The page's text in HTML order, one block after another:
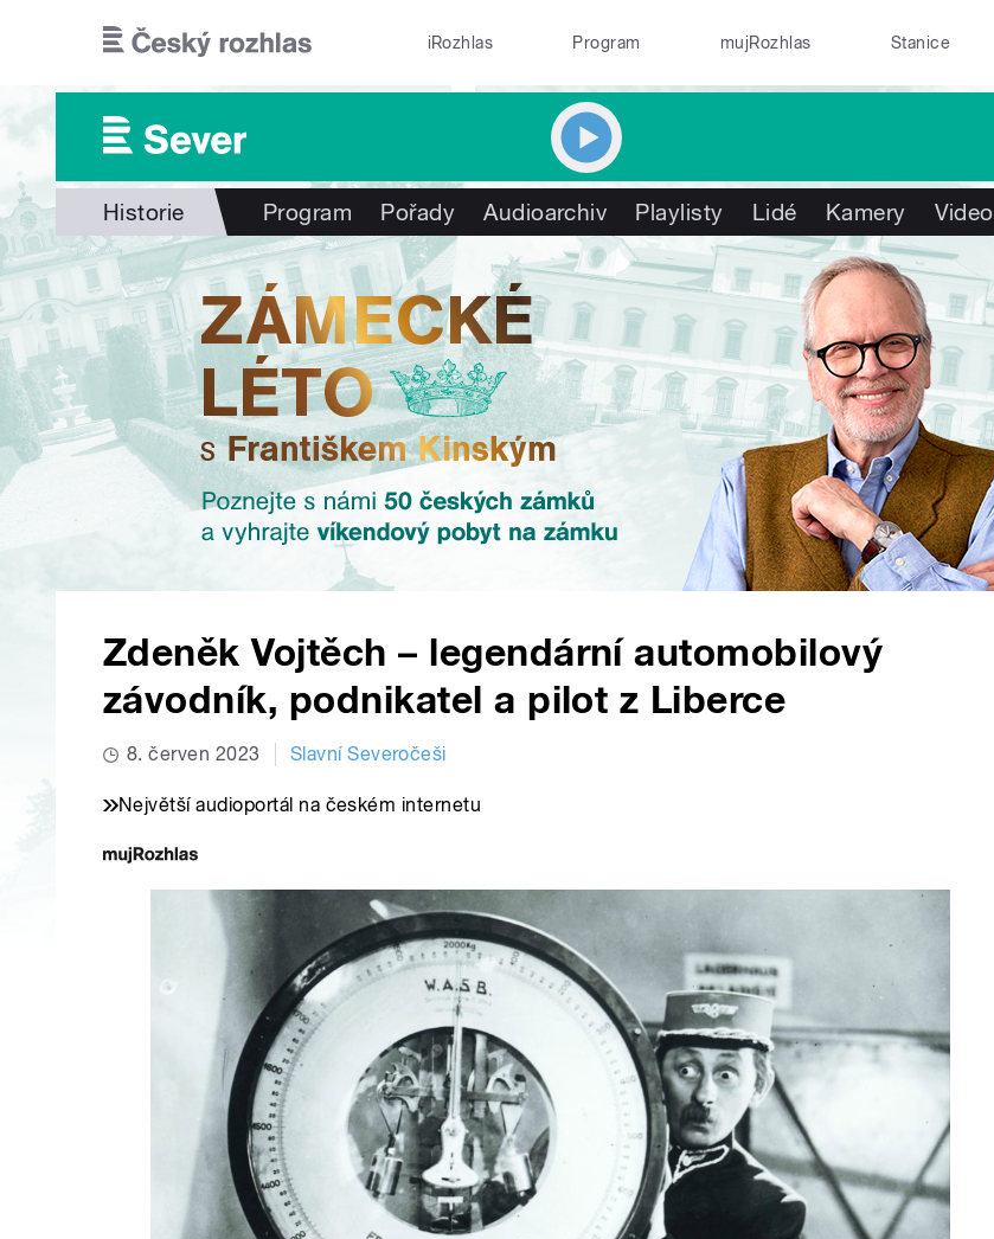
iRozhlas Program mujRozhlas Stanice
Historie Program Pořady Audioarchiv Playlisty Lidé Kamery Video
Zdeněk Vojtěch – legendární automobilový
závodník, podnikatel a pilot z Liberce
8. červen 2023 Slavní Severočeši
Největší audioportál na českém internetu